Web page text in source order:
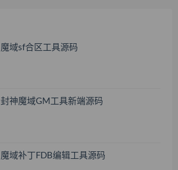
魔域sf合区工具源码
封神魔域GM工具新端源码
魔域补丁FDB编辑工具源码